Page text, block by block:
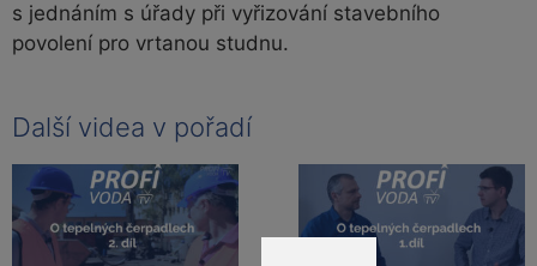
s jednáním s úřady při vyřizování stavebního
povolení pro vrtanou studnu.
Další videa v pořadí